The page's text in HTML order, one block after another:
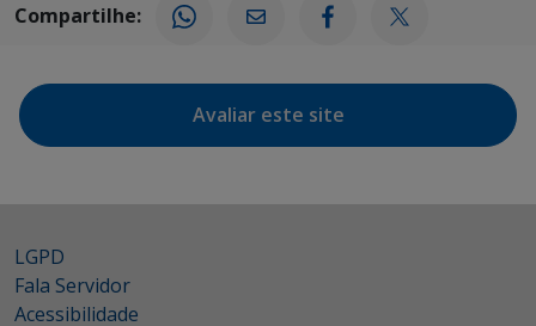
Compartilhe:
Avaliar este site
LGPD
Fala Servidor
Acessibilidade